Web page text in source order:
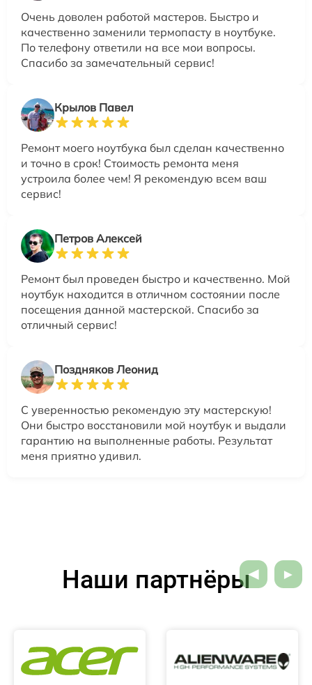
Очень доволен работой мастеров. Быстро и
качественно заменили термопасту в ноутбуке.
По телефону ответили на все мои вопросы.
Спасибо за замечательный сервис!
Крылов Павел
Ремонт моего ноутбука был сделан качественно
и точно в срок! Стоимость ремонта меня
устроила более чем! Я рекомендую всем ваш
сервис!
Петров Алексей
Ремонт был проведен быстро и качественно. Мой
ноутбук находится в отличном состоянии после
посещения данной мастерской. Спасибо за
отличный сервис!
Поздняков Леонид
С уверенностью рекомендую эту мастерскую!
Они быстро восстановили мой ноутбук и выдали
гарантию на выполненные работы. Результат
меня приятно удивил.
Наши партнёры